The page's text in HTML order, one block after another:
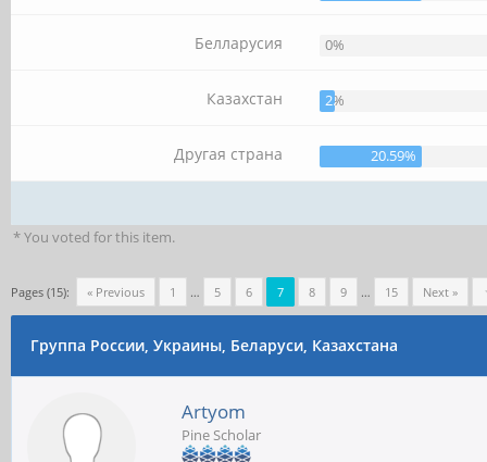
Белларусия 0%
Казахстан 2.94%
Другая страна 20.59%
* You voted for this item.
Pages (15): « Previous 1 … 5 6 7 8 9 … 15 Next »
Группа России, Украины, Беларуси, Казахстана
Artyom
Pine Scholar